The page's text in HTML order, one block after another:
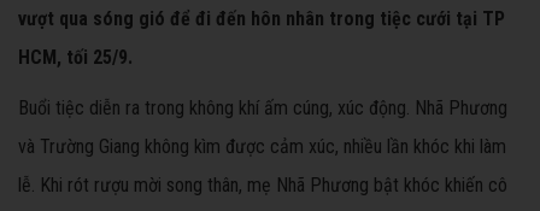
vượt qua sóng gió để đi đến hôn nhân trong tiệc cưới tại TP
HCM, tối 25/9.
Buổi tiệc diễn ra trong không khí ấm cúng, xúc động. Nhã Phương
và Trường Giang không kìm được cảm xúc, nhiều lần khóc khi làm
lễ. Khi rót rượu mời song thân, mẹ Nhã Phương bật khóc khiến cô